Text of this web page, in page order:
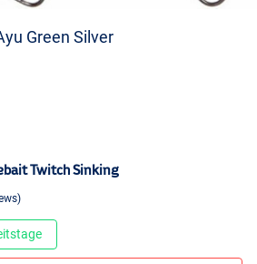
Green Silver
Twitch Sinking